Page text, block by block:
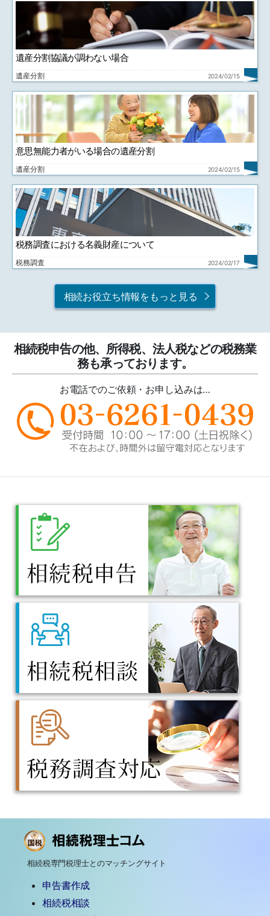
遺産分割協議が調わない場合
遺産分割 2024/02/15
意思無能力者がいる場合の遺産分割
遺産分割 2024/02/15
税務調査における名義財産について
税務調査 2024/02/17
相続お役立ち情報をもっと見る
相続税申告の他、所得税、法人税などの税務業
務も承っております。
お電話でのご依頼・お申し込みは…
相続税専門税理士とのマッチングサイト
申告書作成
相続税相談